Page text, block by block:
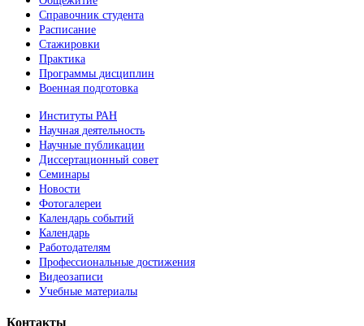
Справочник студента
Расписание
Стажировки
Практика
Программы дисциплин
Военная подготовка
Институты РАН
Научная деятельность
Научные публикации
Диссертационный совет
Семинары
Новости
Фотогалереи
Календарь событий
Календарь
Работодателям
Профессиональные достижения
Видеозаписи
Учебные материалы
Контакты